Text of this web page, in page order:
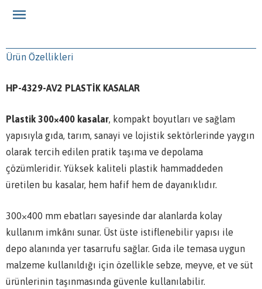
Ürün Özellikleri
HP-4329-AV2 PLASTİK KASALAR
Plastik 300×400 kasalar, kompakt boyutları ve sağlam
yapısıyla gıda, tarım, sanayi ve lojistik sektörlerinde yaygın
olarak tercih edilen pratik taşıma ve depolama
çözümleridir. Yüksek kaliteli plastik hammaddeden
üretilen bu kasalar, hem hafif hem de dayanıklıdır.
300×400 mm ebatları sayesinde dar alanlarda kolay
kullanım imkânı sunar. Üst üste istiflenebilir yapısı ile
depo alanında yer tasarrufu sağlar. Gıda ile temasa uygun
malzeme kullanıldığı için özellikle sebze, meyve, et ve süt
ürünlerinin taşınmasında güvenle kullanılabilir.